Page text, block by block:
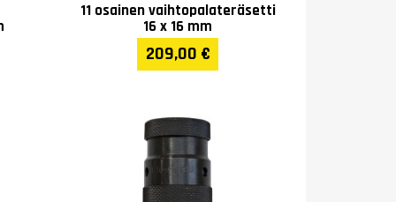
mm/r (25 pcs)
mm (54 pcs)
(54)
11 osainen vaihtopalateräsetti
16 x 16 mm
209,00 €